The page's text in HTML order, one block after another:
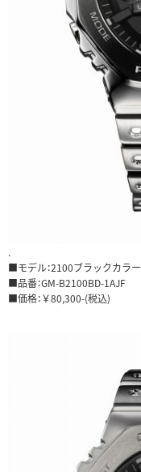
.
■モデル：2100ブラックカラー
■品番：GM-B2100BD-1AJF
■価格：￥80,300-(税込)